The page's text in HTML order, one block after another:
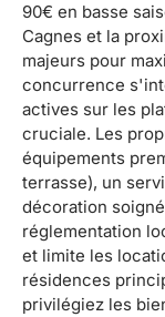
90€ en basse
Cagnes et la
majeurs pour
concurrence
actives sur les
cruciale. Les
équipements
terrasse), un
décoration
réglementation
et limite les
résidences
privilégiez les